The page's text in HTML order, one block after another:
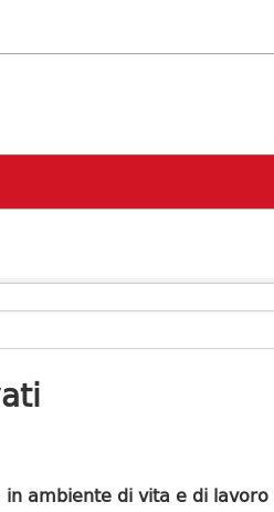
ambiente di vita e di lavoro